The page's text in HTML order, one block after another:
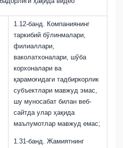
1.12-банд. Компаниянинг
таркибий бўлинмалари,
филиаллари,
ваколатхоналари, шўба
корхоналари ва
қарамоғидаги тадбиркорлик
субъектлари мавжуд эмас,
шу муносабат билан веб-
сайтда улар ҳақида
маълумотлар мавжуд емас;
1.31-банд. Жамиятнинг